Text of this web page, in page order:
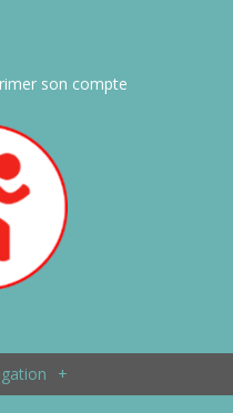
son compte
+